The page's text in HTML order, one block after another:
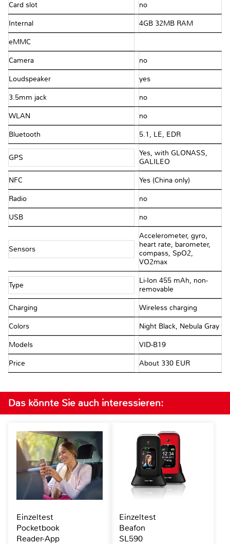
Card slot no
Internal 4GB 32MB RAM
eMMC
Camera no
Loudspeaker yes
3.5mm jack no
WLAN no
Bluetooth 5.1, LE, EDR
GPS
Yes, with GLONASS,
GALILEO
NFC Yes (China only)
Radio no
USB no
Sensors
Accelerometer, gyro,
heart rate, barometer,
compass, SpO2,
VO2max
Type
Li-Ion 455 mAh, non-
removable
Charging Wireless charging
Colors Night Black, Nebula Gray
Models VID-B19
Price About 330 EUR
Das könnte Sie auch interessieren:
Einzeltest
Pocketbook
Reader-App
Einzeltest
Beafon
SL590